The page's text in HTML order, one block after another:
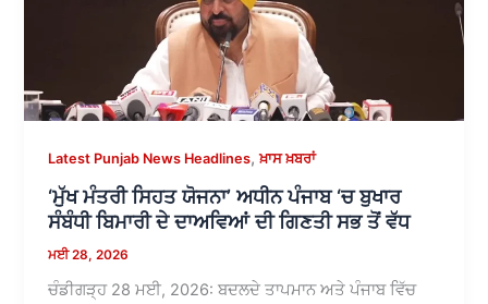
Latest Punjab News Headlines,ਖ਼ਾਸ ਖ਼ਬਰਾਂ
‘ਮੁੱਖ ਮੰਤਰੀ ਸਿਹਤ ਯੋਜਨਾ’ ਅਧੀਨ ਪੰਜਾਬ ‘ਚ ਬੁਖਾਰ
ਸੰਬੰਧੀ ਬਿਮਾਰੀ ਦੇ ਦਾਅਵਿਆਂ ਦੀ ਗਿਣਤੀ ਸਭ ਤੋਂ ਵੱਧ
ਮਈ 28, 2026
ਚੰਡੀਗੜ੍ਹ 28 ਮਈ, 2026: ਬਦਲਦੇ ਤਾਪਮਾਨ ਅਤੇ ਪੰਜਾਬ ਵਿੱਚ